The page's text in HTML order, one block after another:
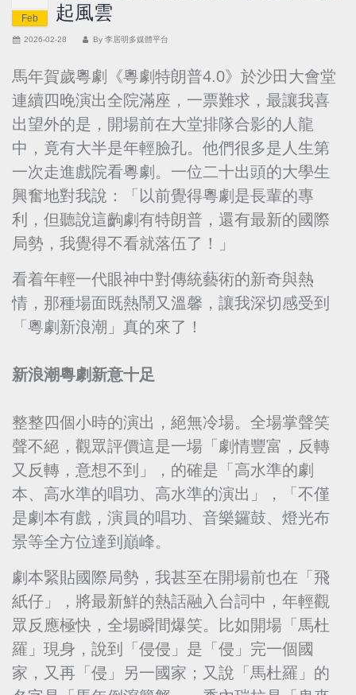
Feb
起風雲
2026-02-28 By 李居明多媒體平台
馬年賀歲粵劇《粵劇特朗普4.0》於沙田大會堂
連續四晚演出全院滿座，一票難求，最讓我喜
出望外的是，開場前在大堂排隊合影的人龍
中，竟有大半是年輕臉孔。他們很多是人生第
一次走進戲院看粵劇。一位二十出頭的大學生
興奮地對我說：「以前覺得粵劇是長輩的專
利，但聽說這齣劇有特朗普，還有最新的國際
局勢，我覺得不看就落伍了！」
看着年輕一代眼神中對傳統藝術的新奇與熱
情，那種場面既熱鬧又溫馨，讓我深切感受到
「粵劇新浪潮」真的來了！
新浪潮粵劇新意十足
整整四個小時的演出，絕無冷場。全場掌聲笑
聲不絕，觀眾評價這是一場「劇情豐富，反轉
又反轉，意想不到」，的確是「高水準的劇
本、高水準的唱功、高水準的演出」，「不僅
是劇本有戲，演員的唱功、音樂鑼鼓、燈光布
景等全方位達到巔峰。
劇本緊貼國際局勢，我甚至在開場前也在「飛
紙仔」，將最新鮮的熱話融入台詞中，年輕觀
眾反應極快，全場瞬間爆笑。比如開場「馬杜
羅」現身，說到「侵侵」是「侵」完一個國
家，又再「侵」另一國家；又說「馬杜羅」的